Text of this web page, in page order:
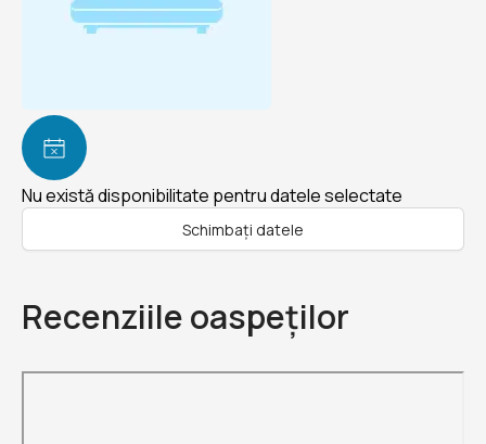
Nu există disponibilitate pentru datele selectate
Schimbați datele
Recenziile oaspeților